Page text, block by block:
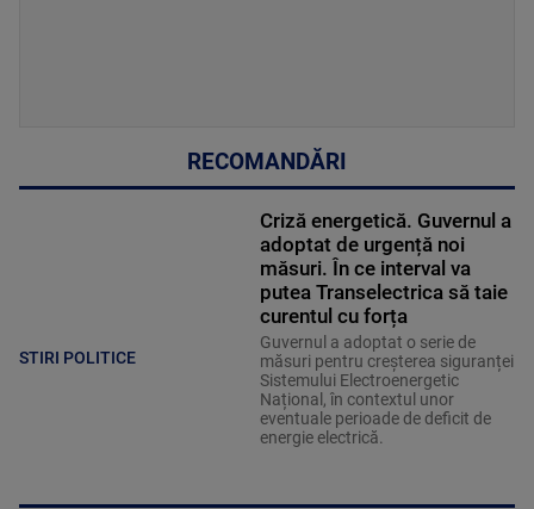
RECOMANDĂRI
STIRI POLITICE
Criză energetică. Guvernul a
adoptat de urgență noi
măsuri. În ce interval va
putea Transelectrica să taie
curentul cu forța
Guvernul a adoptat o serie de
măsuri pentru creșterea siguranței
Sistemului Electroenergetic
Național, în contextul unor
eventuale perioade de deficit de
energie electrică.